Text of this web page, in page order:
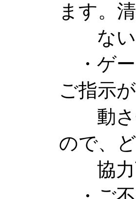
ます。
ない
・ゲー
ご指示
動さ
ので、
協力